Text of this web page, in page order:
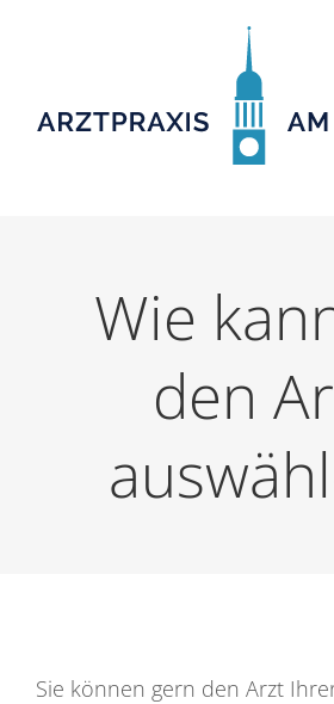
Wie
den
Sie können gern den Arzt